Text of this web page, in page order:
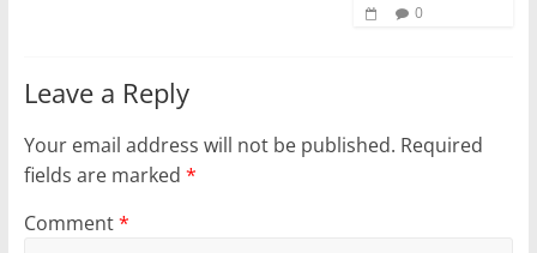
0
Leave a Reply
Your email address will not be published. Required
fields are marked *
Comment*